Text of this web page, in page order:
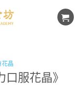
晶
服花晶》